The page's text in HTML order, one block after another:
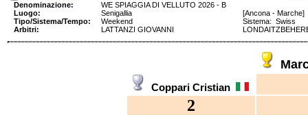
Denominazione:
WE SPIAGGIA DI VELLUTO 2026 - B
Luogo:
Senigallia
[Ancona - Marche]
Tipo/Sistema/Tempo:
Weekend
Sistema: Swiss
Arbitri:
LATTANZI GIOVANNI
Coppari Cristian
2